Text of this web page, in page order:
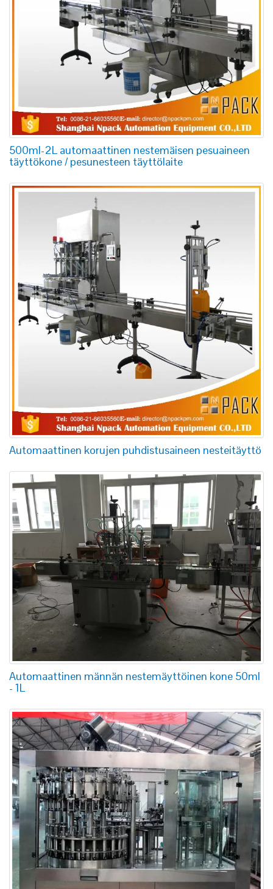
500ml-2L automaattinen nestemäisen pesuaineen
täyttökone / pesunesteen täyttölaite
Automaattinen korujen puhdistusaineen nesteitäyttö
Automaattinen männän nestemäyttöinen kone 50ml
- 1L